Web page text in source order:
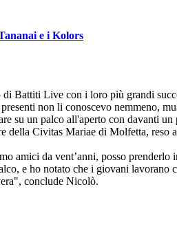
e i Kolors
Battiti Live con i loro più grandi
non li conoscevo nemmeno,
su un palco all'aperto con davanti
della Civitas Mariae di Molfetta,
amici da vent’anni, posso
e ho notato che i giovani
conclude Nicolò.